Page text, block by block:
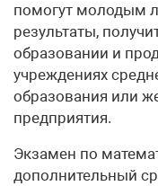
помогут молодым
результаты,
образовании и
учреждениях
образования или
предприятия.
Экзамен по
дополнительный